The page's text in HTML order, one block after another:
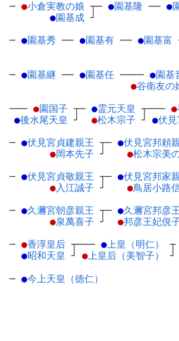
─ ●小倉実教の娘 ┬
●園基成 ┘
─ ●園基隆 ── ●
─ ●園基秀 ── ●園基有 ── ●園基富
─ ●園基継 ── ●園基任 ──── ●園基
●谷衛友の
─── ●園国子 ┬
●後水尾天皇 ┘
─ ●霊元天皇 ┬
●松木宗子 ┘
─── ●
●伏
─ ●伏見宮貞建親王 ┬
●岡本先子 ┘
─ ●伏見宮邦頼
●松木宗美
─ ●伏見宮貞敬親王 ┬
●入江誠子 ┘
─ ●伏見宮邦家
●鳥居小路
─ ●久邇宮朝彦親王 ┬
●泉萬喜子 ┘
─ ●久邇宮邦彦
●邦彦王妃俔
─ ●香淳皇后 ┬
●昭和天皇 ┘
─── ●上皇（明仁）
┬
●上皇后（美智子） ┘
─ ●今上天皇（徳仁）